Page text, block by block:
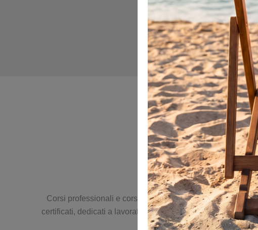
Corsi professionali e corsi per la sicurezza sul lavoro
certificati, dedicati a lavoratori, imprese e professionisti